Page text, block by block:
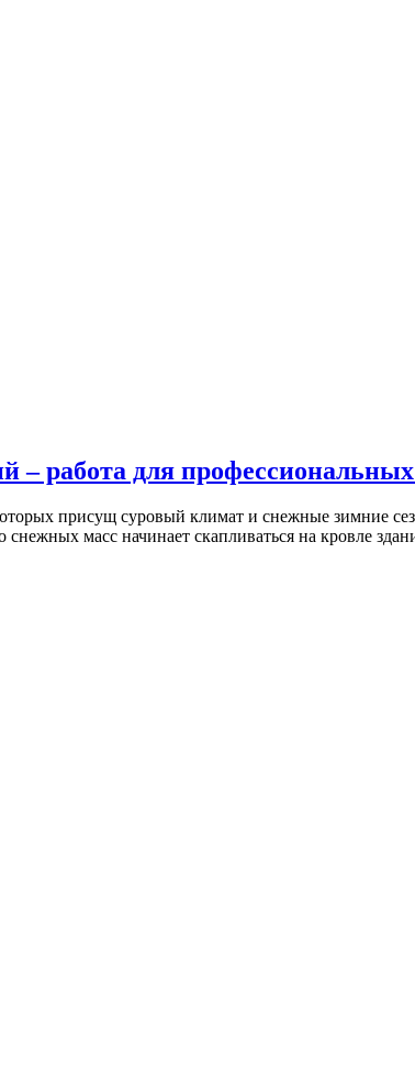
работа для
присущ суровый климат и снежные зимние
масс начинает скапливаться на кровле